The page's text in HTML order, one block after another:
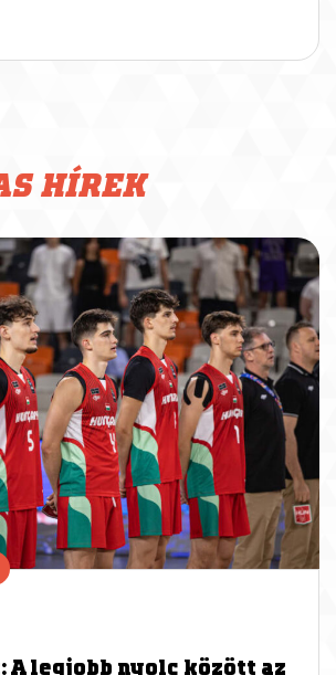
HÍREK
A legjobb nyolc között az